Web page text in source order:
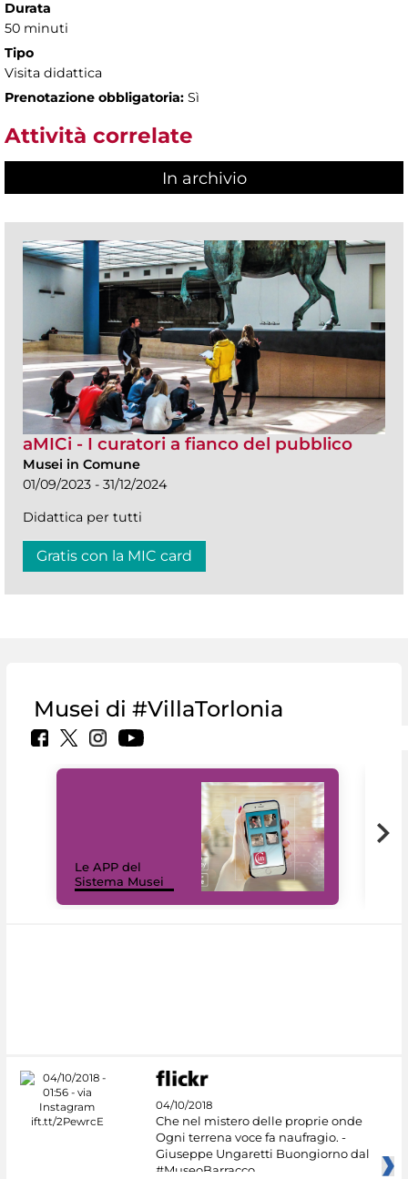
Durata
50 minuti
Tipo
Visita didattica
Prenotazione obbligatoria: Sì
Attività correlate
In archivio
aMICi - I curatori a fianco del pubblico
Musei in Comune
01/09/2023 - 31/12/2024
Didattica per tutti
Gratis con la MIC card
Musei di #VillaTorlonia
Le APP del
Sistema Musei
04/10/2018
Che nel mistero delle proprie onde
Ogni terrena voce fa naufragio. -
Giuseppe Ungaretti Buongiorno dal
#MuseoBarracco